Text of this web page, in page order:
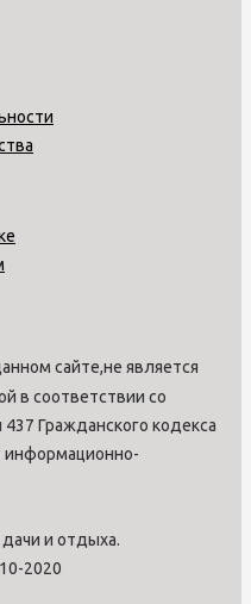
сайте,не является
в соответствии со
Гражданского кодекса
информационно-
и отдыха.
2020